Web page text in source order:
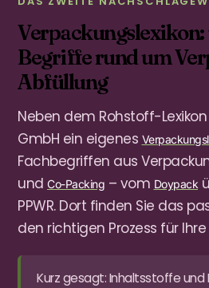
Begriffe rund um
Abfüllung
Neben dem Rohstoff-
GmbH ein eigenes
Fachbegriffen aus
und Co-Packing – vom Doypack
PPWR. Dort finden Sie das
den richtigen Prozess für Ihre
Kurz gesagt: Inhaltsstoffe